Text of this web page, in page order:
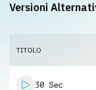
Versioni
TITOLO
30 Sec